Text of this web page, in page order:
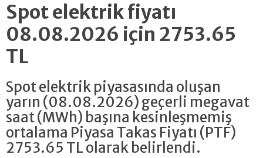
Spot elektrik fiyatı
08.08.2026 için 2753.65
TL
Spot elektrik piyasasında oluşan
yarın (08.08.2026) geçerli megavat
saat (MWh) başına kesinleşmemiş
ortalama Piyasa Takas Fiyatı (PTF)
2753.65 TL olarak belirlendi.